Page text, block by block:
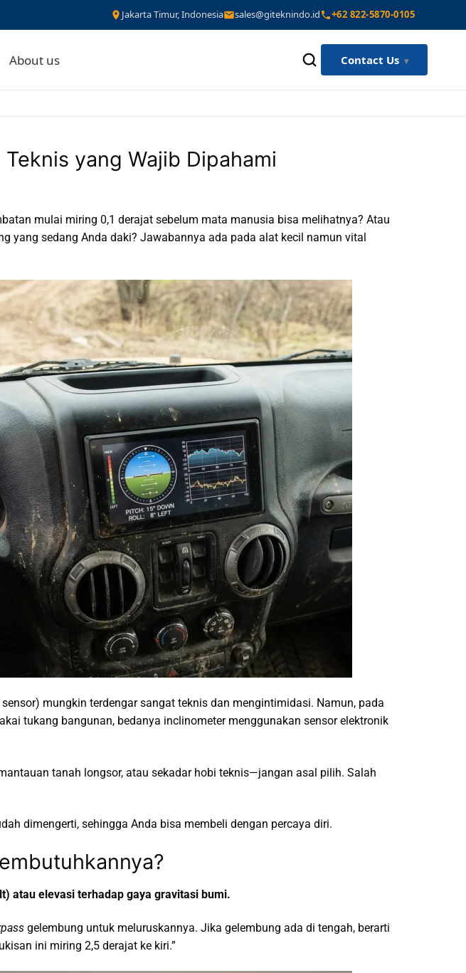
Jakarta Timur, Indonesia sales@giteknindo.id +62 822-5870-0105
About us Contact Us
yang Wajib Dipahami
mulai miring 0,1 derajat sebelum mata manusia bisa melihatnya? Atau
yang sedang Anda daki? Jawabannya ada pada alat kecil namun vital
mungkin terdengar sangat teknis dan mengintimidasi. Namun, pada
tukang bangunan, bedanya inclinometer menggunakan sensor elektronik
tanah longsor, atau sekadar hobi teknis—jangan asal pilih. Salah
dimengerti, sehingga Anda bisa membeli dengan percaya diri.
atau elevasi terhadap gaya gravitasi bumi.
gelembung untuk meluruskannya. Jika gelembung ada di tengah, berarti
ini miring 2,5 derajat ke kiri.”